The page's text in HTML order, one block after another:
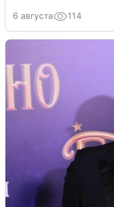
6 августа 114